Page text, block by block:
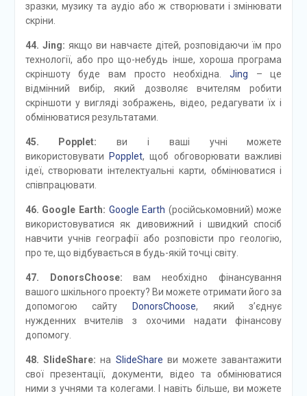
зразки, музику та аудіо або ж створювати і змінювати
скріни.
44. Jing: якщо ви навчаєте дітей, розповідаючи їм про
технології, або про що-небудь інше, хороша програма
скріншоту буде вам просто необхідна. Jing – це
відмінний вибір, який дозволяє вчителям робити
скріншоти у вигляді зображень, відео, редагувати їх і
обмінюватися результатами.
45. Popplet: ви і ваші учні можете
використовувати
Popplet, щоб обговорювати важливі
ідеї, створювати інтелектуальні карти, обмінюватися і
співпрацювати.
46. Google Earth: Google Earth (російськомовний) може
використовуватися як дивовижний і швидкий спосіб
навчити учнів географії або розповісти про геологію,
про те, що відбувається в будь-якій точці світу.
47. DonorsChoose: вам необхідно фінансування
вашого шкільного проекту? Ви можете отримати його за
допомогою сайту
DonorsChoose, який з’єднує
нужденних вчителів з охочими надати фінансову
допомогу.
48. SlideShare: на SlideShare ви можете завантажити
свої презентації, документи, відео та обмінюватися
ними з учнями та колегами. І навіть більше, ви можете